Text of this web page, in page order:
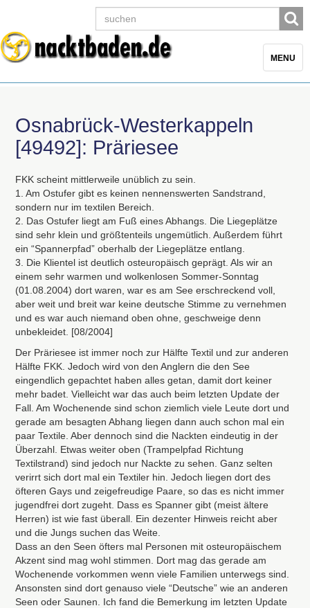
Toggle
MENU
Osnabrück-Westerkappeln
[49492]: Präriesee
FKK scheint mittlerweile unüblich zu sein.
1. Am Ostufer gibt es keinen nennenswerten Sandstrand,
sondern nur im textilen Bereich.
2. Das Ostufer liegt am Fuß eines Abhangs. Die Liegeplätze
sind sehr klein und größtenteils ungemütlich. Außerdem führt
ein “Spannerpfad” oberhalb der Liegeplätze entlang.
3. Die Klientel ist deutlich osteuropäisch geprägt. Als wir an
einem sehr warmen und wolkenlosen Sommer-Sonntag
(01.08.2004) dort waren, war es am See erschreckend voll,
aber weit und breit war keine deutsche Stimme zu vernehmen
und es war auch niemand oben ohne, geschweige denn
unbekleidet. [08/2004]
Der Präriesee ist immer noch zur Hälfte Textil und zur anderen
Hälfte FKK . Jedoch wird von den Anglern die den See
eingendlich gepachtet haben alles getan, damit dort keiner
mehr badet. Vielleicht war das auch beim letzten Update der
Fall. Am Wochenende sind schon ziemlich viele Leute dort und
gerade am besagten Abhang liegen dann auch schon mal ein
paar Textile. Aber dennoch sind die Nackten eindeutig in der
Überzahl. Etwas weiter oben (Trampelpfad Richtung
Textilstrand) sind jedoch nur Nackte zu sehen. Ganz selten
verirrt sich dort mal ein Textiler hin. Jedoch liegen dort des
öfteren Gays und zeigefreudige Paare, so das es nicht immer
jugendfrei dort zugeht. Dass es Spanner gibt (meist ältere
Herren) ist wie fast überall. Ein dezenter Hinweis reicht aber
und die Jungs suchen das Weite.
Dass an den Seen öfters mal Personen mit osteuropäischem
Akzent sind mag wohl stimmen. Dort mag das gerade am
Wochenende vorkommen wenn viele Familien unterwegs sind.
Ansonsten sind dort genauso viele “Deutsche” wie an anderen
Seen oder Saunen. Ich fand die Bemerkung im letzten Update